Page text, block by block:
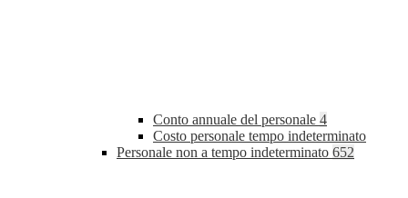
Conto annuale del personale 4
Costo personale tempo indeterminato
Personale non a tempo indeterminato 652